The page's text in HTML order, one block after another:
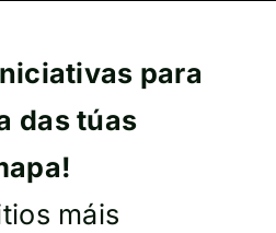
para
das túas
máis